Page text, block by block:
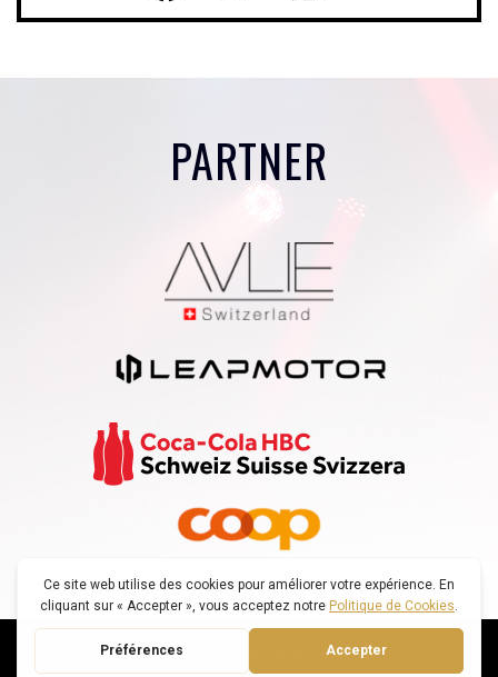
PARTNER
© SWISS VOICE TOUR |Politica di confidenzialità
DECONNEXION
CREATO DA : SMARTFOX